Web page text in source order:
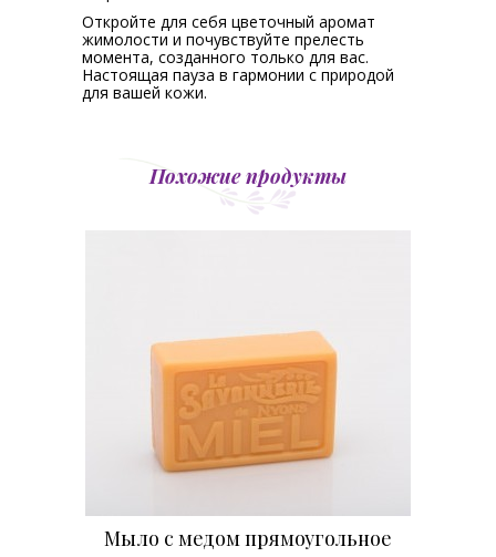
Откройте для себя цветочный аромат
жимолости и почувствуйте прелесть
момента, созданного только для вас.
Настоящая пауза в гармонии с природой
для вашей кожи.
Похожие продукты
Мыло с медом прямоугольное